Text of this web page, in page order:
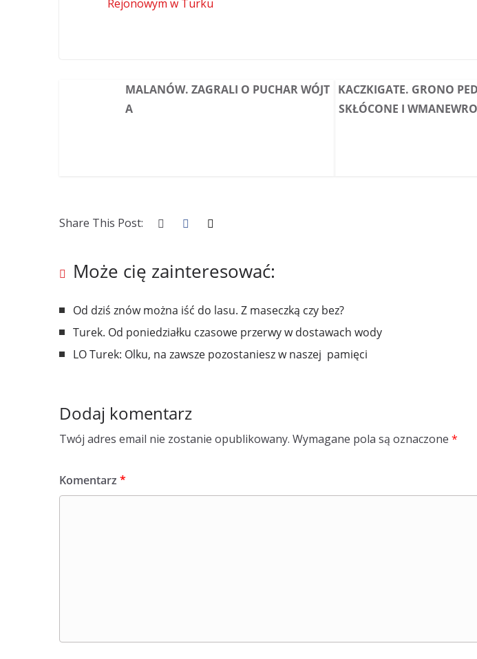
MALANÓW. ZAGRALI O PUCHAR WÓJT
A
KACZKIGATE. GRONO
SKŁÓCONE I
Share This Post:
Może cię zainteresować:
Od dziś znów można iść do lasu. Z maseczką czy bez?
Turek. Od poniedziałku czasowe przerwy w dostawach wody
LO Turek: Olku, na zawsze pozostaniesz w naszej pamięci
Dodaj komentarz
Twój adres email nie zostanie opublikowany. Wymagane pola są oznaczone *
Komentarz *